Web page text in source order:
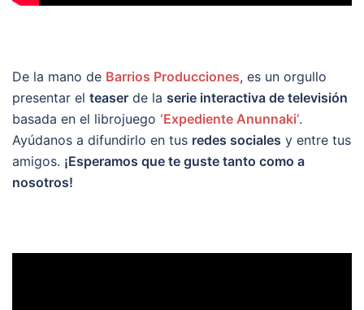
De la mano de Barrios Producciones, es un orgullo
presentar el teaser de la serie interactiva de televisión
basada en el librojuego ‘Expediente Anunnaki’.
Ayúdanos a difundirlo en tus redes sociales y entre tus
amigos. ¡Esperamos que te guste tanto como a
nosotros!